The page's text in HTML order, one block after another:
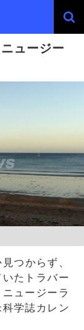
ュージー
つからず、
たトラバー
ュージーラ
学誌カレン